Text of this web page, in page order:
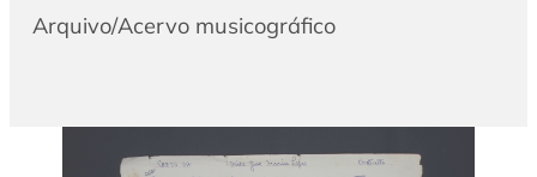
Arquivo/Acervo musicográfico